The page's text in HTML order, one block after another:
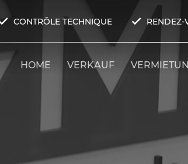
CONTRÔLE TECHNIQUE RENDEZ-
HOME VERKAUF